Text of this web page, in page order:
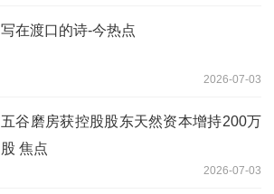
写在渡口的诗-今热点
2026-07-03
五谷磨房获控股股东天然资本增持200万
股 焦点
2026-07-03